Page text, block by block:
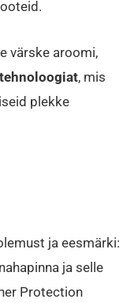
värske aroomi,
, mis
plekke
ja eesmärki:
ja selle
Protection